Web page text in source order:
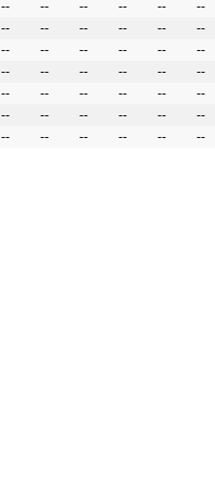
-- -- -- -- -- --
-- -- -- -- -- --
-- -- -- -- -- --
-- -- -- -- -- --
-- -- -- -- -- --
-- -- -- -- -- --
-- -- -- -- -- --